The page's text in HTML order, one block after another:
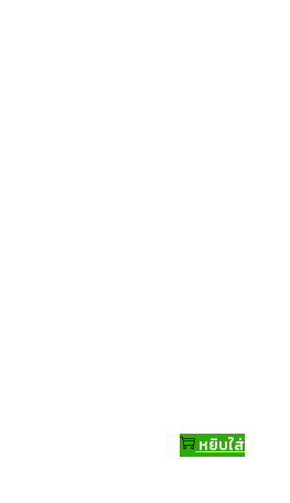
หยิบใส่